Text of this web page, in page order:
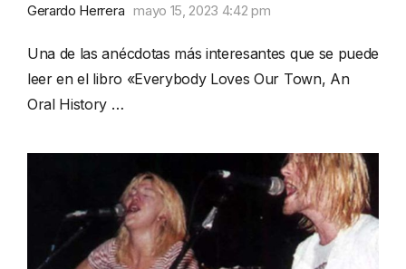
Gerardo Herrera mayo 15, 2023 4:42 pm
Una de las anécdotas más interesantes que se puede
leer en el libro «Everybody Loves Our Town, An
Oral History …